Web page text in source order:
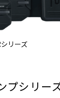
リーズ
プシリー